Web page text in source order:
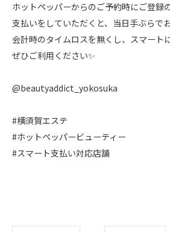
ホットペッパーからのご予約時にご登録
支払いをしていただくと、当日手ぶらで
会計時のタイムロスを無くし、スマート
ぜひご利用ください✨
@beautyaddict_yokosuka
#横須賀エステ
#ホットペッパービューティー
#スマート支払い対応店舗